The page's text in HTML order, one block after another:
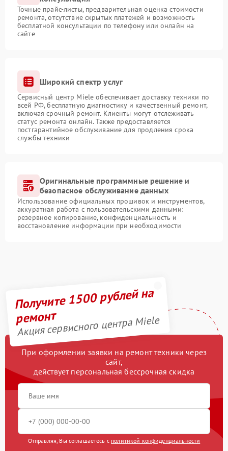
Точные прайс-листы, предварительная оценка стоимости
ремонта, отсутствие скрытых платежей и возможность
бесплатной консультации по телефону или онлайн на
сайте
Широкий спектр услуг
Сервисный центр Miele обеспечивает доставку техники по
всей РФ, бесплатную диагностику и качественный ремонт,
включая срочный ремонт. Клиенты могут отслеживать
статус ремонта онлайн. Также предоставляется
постгарантийное обслуживание для продления срока
службы техники
Оригинальные программные решение и
безопасное обслуживание данных
Использование официальных прошивок и инструментов,
аккуратная работа с пользовательскими данными:
резервное копирование, конфиденциальность и
восстановление информации при необходимости
Получите 1500 рублей на
ремонт
Акция сервисного центра Miele
При оформлении заявки на ремонт техники через
сайт,
действует персональная бессрочная скидка
Отправляя, Вы соглашаетесь с политикой конфиденциальности